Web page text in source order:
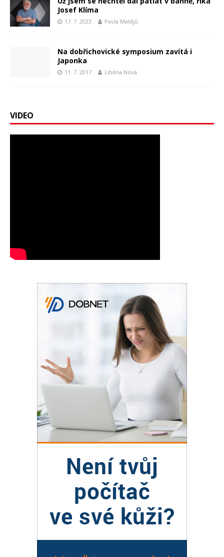
Josef Klíma
17. 7. 2023 Pavla Matějů
Na dobřichovické symposium zavítá i
Japonka
11. 7. 2017 Liběna Nová
VIDEO